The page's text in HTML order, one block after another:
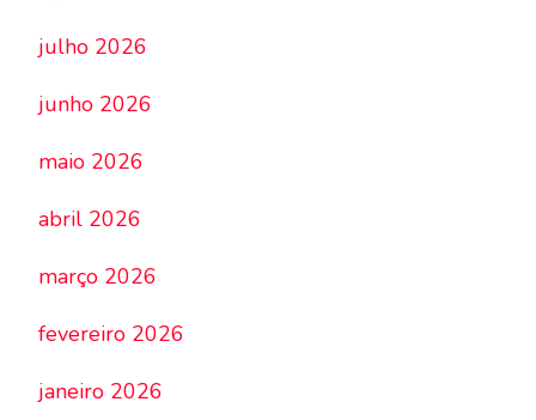
julho 2026
junho 2026
maio 2026
abril 2026
março 2026
fevereiro 2026
janeiro 2026